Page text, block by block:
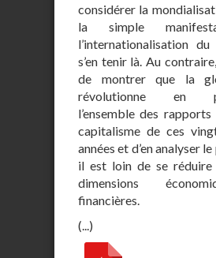
considérer la
la simple
l’internationalisation
s’en tenir là. Au
de montrer que la
révolutionne en
l’ensemble des
capitalisme de ces
années et d’en analyser
il est loin de se réduire
dimensions
financières.
(...)